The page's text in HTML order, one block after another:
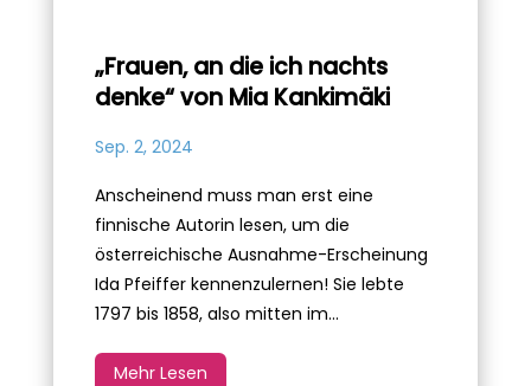
„Frauen, an die ich nachts
denke“ von Mia Kankimäki
Sep. 2, 2024
Anscheinend muss man erst eine
finnische Autorin lesen, um die
österreichische Ausnahme-Erscheinung
Ida Pfeiffer kennenzulernen! Sie lebte
1797 bis 1858, also mitten im...
Mehr Lesen